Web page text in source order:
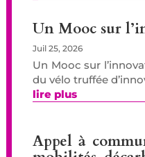
Un Mooc sur
Juil 25, 2026
Un Mooc sur
du vélo truffée
lire plus
Appel à